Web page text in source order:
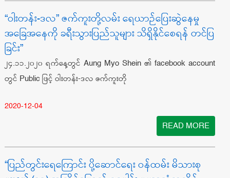
“ဝါးတန်း-ဒလ” ဇက်ကူးတို့လမ်း ရေယာဉ်ပြေးဆွဲနေမှု
အခြေအနေကို ခရီးသွားပြည်သူများ သိရှိနိုင်စေရန် တင်ပြ
ခြင်း”
၂၄.၁၁.၂၀၂၀ ရက်နေ့တွင် Aung Myo Shein ၏ facebook account
တွင် Public ဖြင့် ဝါးတန်း-ဒလ ဇက်ကူးတို
2020-12-04
READ MORE
“ပြည်တွင်းရေကြောင်း ပို့ဆောင်ရေး ဝန်ထမ်း မိသားစု